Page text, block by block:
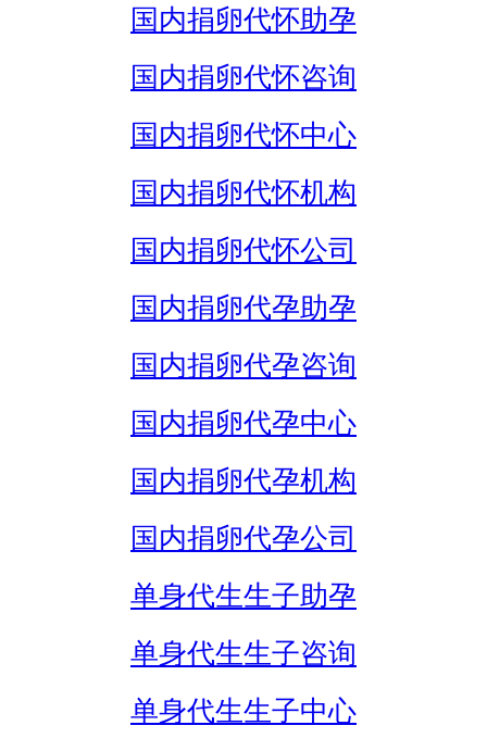
国内捐卵代怀助孕
国内捐卵代怀咨询
国内捐卵代怀中心
国内捐卵代怀机构
国内捐卵代怀公司
国内捐卵代孕助孕
国内捐卵代孕咨询
国内捐卵代孕中心
国内捐卵代孕机构
国内捐卵代孕公司
单身代生生子助孕
单身代生生子咨询
单身代生生子中心